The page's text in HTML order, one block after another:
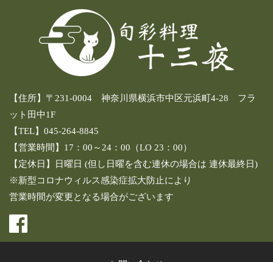
【住所】〒231-0004 神奈川県横浜市中区元浜町4-28 フラ
ット田中1F
【TEL】045-264-8845
【営業時間】17：00～24：00（LO 23：00）
【定休日】日曜日 (但し日曜を含む連休の場合は 連休最終日)
※新型コロナウィルス感染症拡大防止により
営業時間が変更となる場合がございます